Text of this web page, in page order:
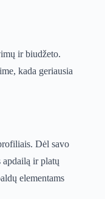
ir biudžeto.
kada geriausia
Dėl savo
ir platų
elementams